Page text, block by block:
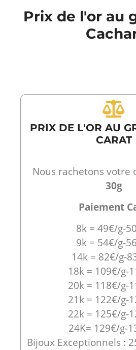
Prix de l'or au
PRIX DE L'OR AU
CARAT
Nous rachetons votre
30g
Paiement
8k = 49€/g-
9k = 54€/g-
14k = 82€/g-
18k = 109€/g-
20k = 118€/g-
21k = 122€/g-
22k = 125€/g-
24K= 129€/g-
Bijoux Exceptionnels :